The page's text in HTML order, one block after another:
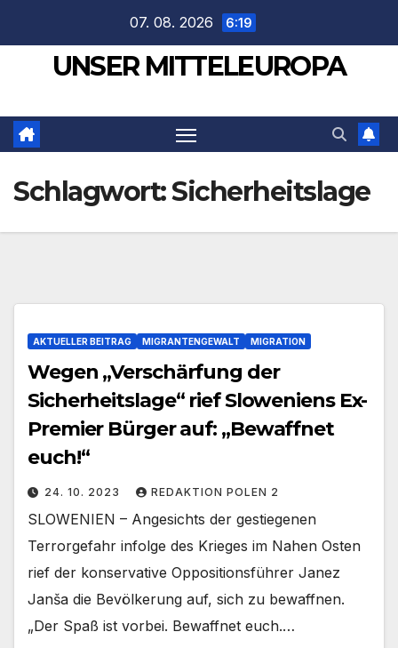
springen
07. 08. 2026 6:19
UNSER MITTELEUROPA
Schlagwort:Sicherheitslage
AKTUELLER BEITRAG MIGRANTENGEWALT MIGRATION
Wegen „Verschärfung der
Sicherheitslage“ rief Sloweniens Ex-
Premier Bürger auf: „Bewaffnet
euch!“
24. 10. 2023 REDAKTION POLEN 2
SLOWENIEN – Angesichts der gestiegenen
Terrorgefahr infolge des Krieges im Nahen Osten
rief der konservative Oppositionsführer Janez
Janša die Bevölkerung auf, sich zu bewaffnen.
„Der Spaß ist vorbei. Bewaffnet euch.…